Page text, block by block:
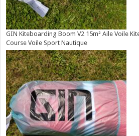
GIN Kiteboarding Boom V2 15m² Aile Voile
Course Voile Sport Nautique